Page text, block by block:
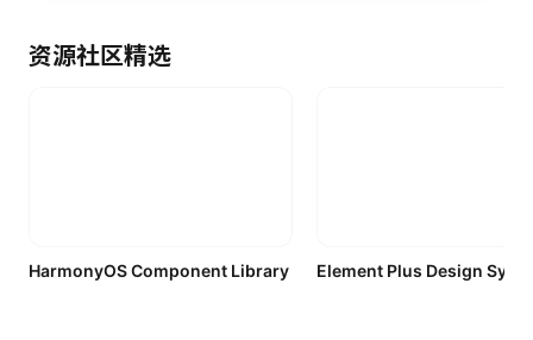
资源社区精选
HarmonyOS Component Library